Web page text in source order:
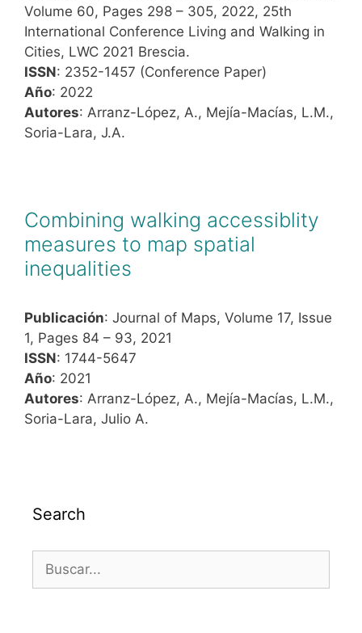
Volume 60, Pages 298 – 305, 2022, 25th
International Conference Living and Walking in
Cities, LWC 2021 Brescia.
ISSN: 2352-1457 (Conference Paper)
Año: 2022
Autores: Arranz-López, A., Mejía-Macías, L.M.,
Soria-Lara, J.A.
Combining walking accessiblity
measures to map spatial
inequalities
Publicación: Journal of Maps, Volume 17, Issue
1, Pages 84 – 93, 2021
ISSN: 1744-5647
Año: 2021
Autores: Arranz-López, A., Mejía-Macías, L.M.,
Soria-Lara, Julio A.
Search